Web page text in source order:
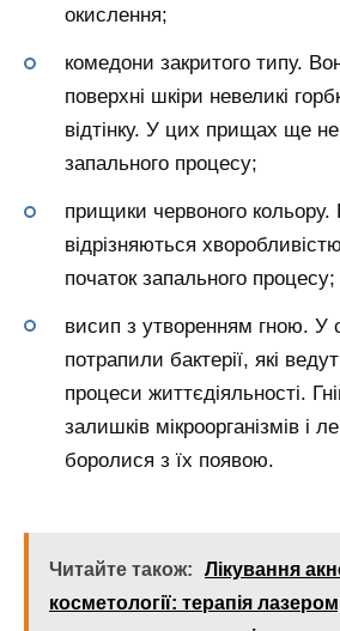
окислення;
комедони закритого типу.
поверхні шкіри невеликі
відтінку. У цих прищах ще
запального процесу;
прищики червоного кольору.
відрізняються
початок запального процесу;
висип з утворенням гною. У
потрапили бактерії, які
процеси життєдіяльності.
залишків мікроорганізмів і
боролися з їх появою.
Читайте також:
Лікування
косметології: терапія лазером,